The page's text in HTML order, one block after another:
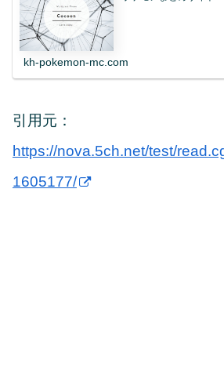
kh-pokemon-mc.com
引用元：
https://nova.5ch.net/test/
1605177/